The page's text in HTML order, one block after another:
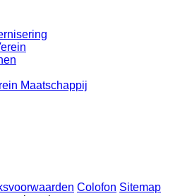
Maatschappij
Colofon Sitemap